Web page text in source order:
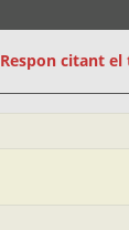
Respon citant el